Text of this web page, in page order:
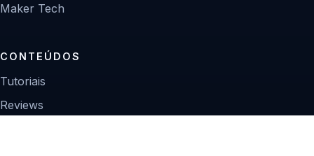
Maker Tech
CONTEÚDOS
Tutoriais
Reviews